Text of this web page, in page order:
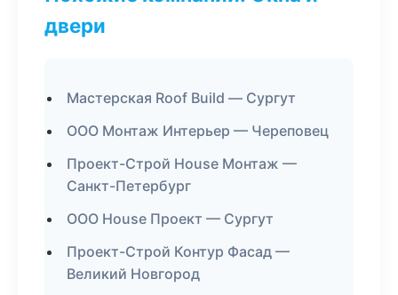
двери
Мастерская Roof Build — Сургут
ООО Монтаж Интерьер — Череповец
Проект-Строй House Монтаж —
Санкт-Петербург
ООО House Проект — Сургут
Проект-Строй Контур Фасад —
Великий Новгород